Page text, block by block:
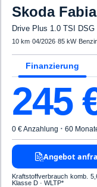
Skoda Fabia
Drive Plus 1.0 TSI
10 km·04/2026·85 kW·
Finanzierung
245
0 € Anzahlung · 60
Angebot
Kraftstoffverbrauch komb.
Klasse D · WLTP*